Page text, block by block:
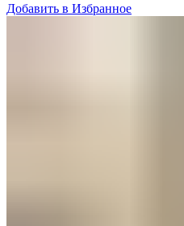
Добавить в Избранное